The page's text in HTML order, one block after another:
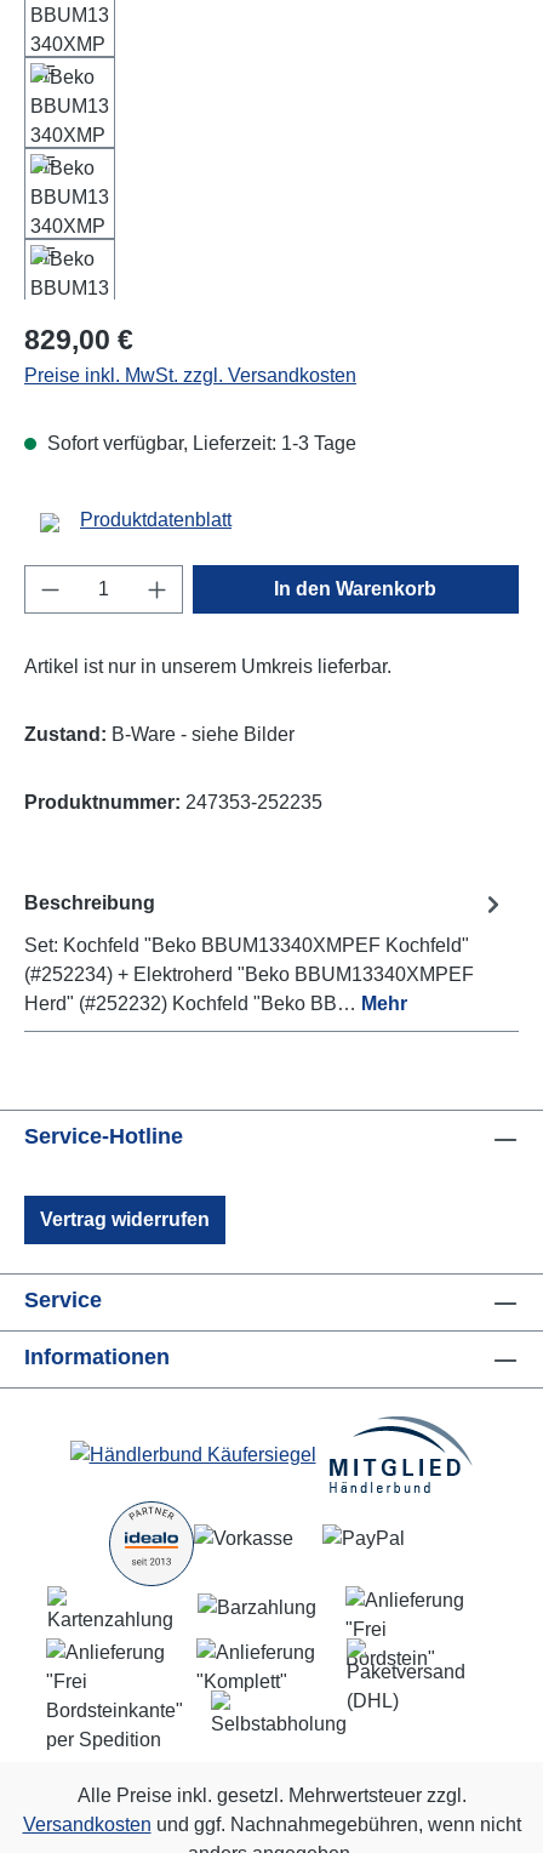
Regulärer Preis:
829,00 €
Preise inkl. MwSt. zzgl. Versandkosten
Sofort verfügbar, Lieferzeit: 1-3 Tage
Produktdatenblatt
Produkt Anzahl: Gib den gewünschten
In den Warenkorb
Artikel ist nur in unserem Umkreis lieferbar.
Zustand: B-Ware - siehe Bilder
Produktnummer: 247353-252235
Beschreibung
Set: Kochfeld "Beko BBUM13340XMPEF Kochfeld"
(#252234) + Elektroherd "Beko BBUM13340XMPEF
Herd" (#252232) Kochfeld "Beko BB… Mehr
Service-Hotline
Vertrag widerrufen
Service
Informationen
Alle Preise inkl. gesetzl. Mehrwertsteuer zzgl.
Versandkosten und ggf. Nachnahmegebühren, wenn nicht